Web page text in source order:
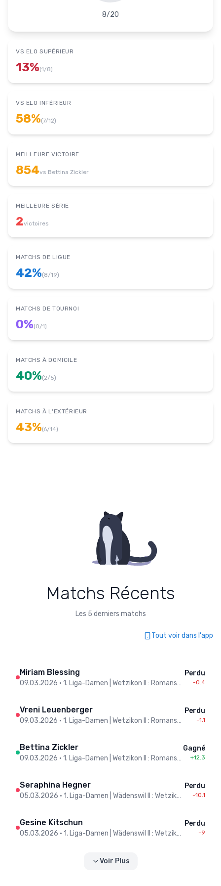
8/20
VS ELO SUPÉRIEUR
13%(1/8)
VS ELO INFÉRIEUR
58%(7/12)
MEILLEURE VICTOIRE
854vs Bettina Zickler
MEILLEURE SÉRIE
2victoires
MATCHS DE LIGUE
42%(8/19)
MATCHS DE TOURNOI
0%(0/1)
MATCHS À DOMICILE
40%(2/5)
MATCHS À L'EXTÉRIEUR
43%(6/14)
Matchs Récents
Les 5 derniers matchs
Tout voir dans l'app
Miriam Blessing
09.03.2026 • 1. Liga-Damen | Wetzikon II : Romanshorn
Perdu
-0.4
Vreni Leuenberger
09.03.2026 • 1. Liga-Damen | Wetzikon II : Romanshorn
Perdu
-1.1
Bettina Zickler
09.03.2026 • 1. Liga-Damen | Wetzikon II : Romanshorn
Gagné
+12.3
Seraphina Hegner
05.03.2026 • 1. Liga-Damen | Wädenswil II : Wetzikon II
Perdu
-10.1
Gesine Kitschun
05.03.2026 • 1. Liga-Damen | Wädenswil II : Wetzikon II
Perdu
-9
Voir Plus